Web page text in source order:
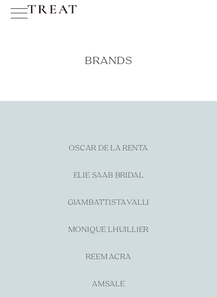
BRANDS
OSCAR DE LA RENTA
ELIE SAAB BRIDAL
GIAMBATTISTA VALLI
MONIQUE LHUILLIER
REEM ACRA
AMSALE